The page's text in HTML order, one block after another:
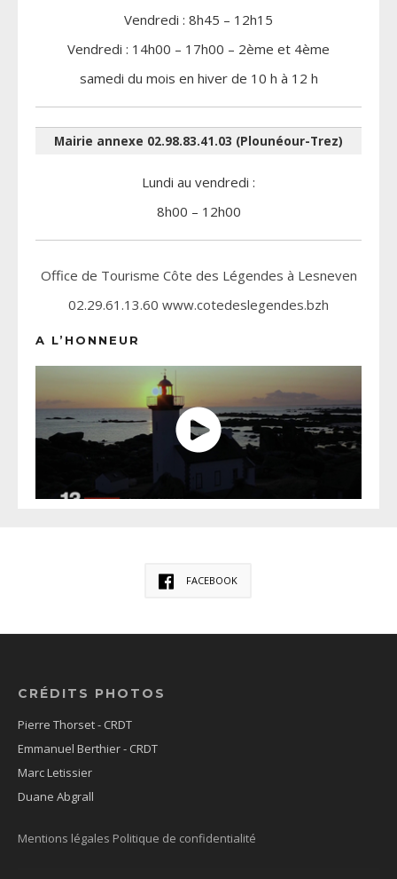
Vendredi : 8h45 – 12h15
Vendredi : 14h00 – 17h00 – 2ème et 4ème
samedi du mois en hiver de 10 h à 12 h
Mairie annexe 02.98.83.41.03 (Plounéour-Trez)
Lundi au vendredi :
8h00 – 12h00
Office de Tourisme Côte des Légendes à Lesneven
02.29.61.13.60 www.cotedeslegendes.bzh
A L’HONNEUR
FACEBOOK
CRÉDITS PHOTOS
Pierre Thorset - CRDT
Emmanuel Berthier - CRDT
Marc Letissier
Duane Abgrall
Mentions légales Politique de confidentialité